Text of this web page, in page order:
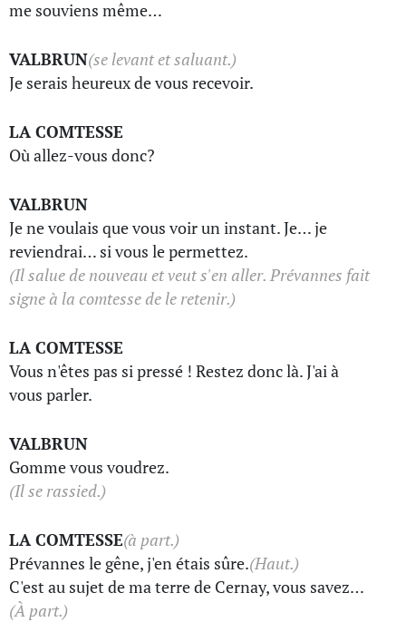
me souviens même…
VALBRUN(se levant et saluant.)
Je serais heureux de vous recevoir.
LA COMTESSE
Où allez-vous donc?
VALBRUN
Je ne voulais que vous voir un instant. Je… je
reviendrai… si vous le permettez.
(Il salue de nouveau et veut s'en aller. Prévannes fait
signe à la comtesse de le retenir.)
LA COMTESSE
Vous n'êtes pas si pressé ! Restez donc là. J'ai à
vous parler.
VALBRUN
Gomme vous voudrez.
(Il se rassied.)
LA COMTESSE(à part.)
Prévannes le gêne, j'en étais sûre.(Haut.)
C'est au sujet de ma terre de Cernay, vous savez…
(À part.)